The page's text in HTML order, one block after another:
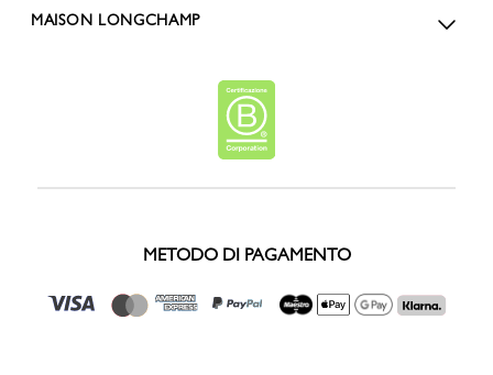
MAISON LONGCHAMP
METODO DI PAGAMENTO